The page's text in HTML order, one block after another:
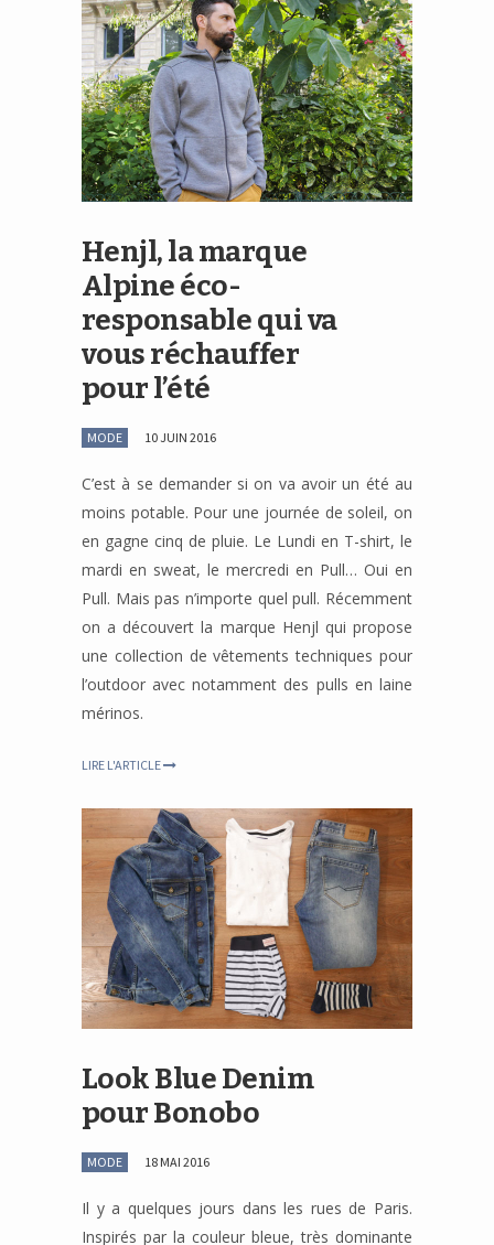
Henjl, la marque
Alpine éco-
responsable qui va
vous réchauffer
pour l’été
MODE 10 JUIN 2016
C’est à se demander si on va avoir un été au
moins potable. Pour une journée de soleil, on
en gagne cinq de pluie. Le Lundi en T-shirt, le
mardi en sweat, le mercredi en Pull… Oui en
Pull. Mais pas n’importe quel pull. Récemment
on a découvert la marque Henjl qui propose
une collection de vêtements techniques pour
l’outdoor avec notamment des pulls en laine
mérinos.
LIRE L'ARTICLE
Look Blue Denim
pour Bonobo
MODE 18 MAI 2016
Il y a quelques jours dans les rues de Paris.
Inspirés par la couleur bleue, très dominante